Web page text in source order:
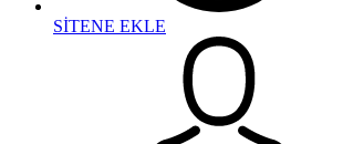
SİTENE EKLE